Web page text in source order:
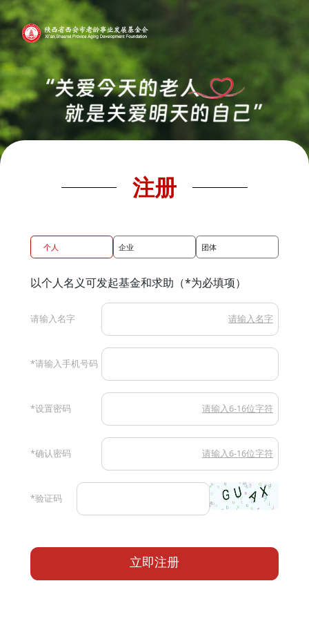
注册
个人 企业 团体
以个人名义可发起基金和求助（*为必填项）
请输入名字 请输入名字
*请输入手机号码
*设置密码 请输入6-16位字符
*确认密码 请输入6-16位字符
*验证码
立即注册